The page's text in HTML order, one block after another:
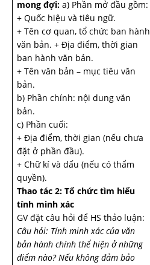
mong đợi: a) Phần mở đầu gồm:
+ Quốc hiệu và tiêu ngữ.
+ Tên cơ quan, tổ chức ban hành
văn bản. + Địa điểm, thời gian
ban hành văn bản.
+ Tên văn bản – mục tiêu văn
bản.
b) Phần chính: nội dung văn
bản.
c) Phần cuối:
+ Địa điểm, thời gian (nếu chưa
đặt ở phần đầu).
+ Chữ kí và dấu (nếu có thẩm
quyền).
Thao tác 2: Tổ chức tìm hiểu
tính minh xác
GV đặt câu hỏi để HS thảo luận:
Câu hỏi: Tính minh xác của văn
bản hành chính thể hiện ở những
điểm nào? Nếu không đảm bảo